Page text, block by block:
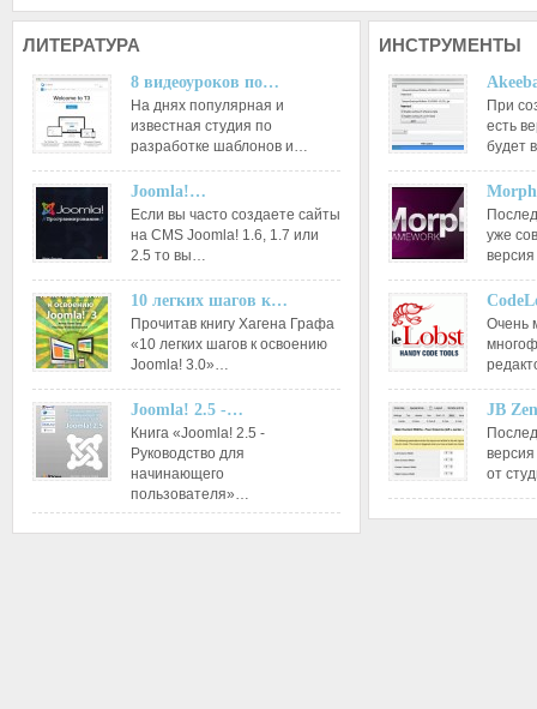
ЛИТЕРАТУРА
8 видеоуроков по…
На днях популярная и
известная студия по
разработке шаблонов и…
Joomla!…
Если вы часто создаете сайты
на CMS Joomla! 1.6, 1.7 или
2.5 то вы…
10 легких шагов к…
Прочитав книгу Хагена Графа
«10 легких шагов к освоению
Joomla! 3.0»…
Joomla! 2.5 -…
Книга «Joomla! 2.5 -
Руководство для
начинающего
пользователя»…
ИНСТРУМЕНТЫ
При
есть
будет
уже
Очень
JB
от